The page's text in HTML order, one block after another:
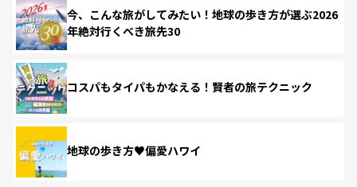
今、こんな旅がしてみたい！地球の歩き方が選ぶ2026
年絶対行くべき旅先30
コスパもタイパもかなえる！賢者の旅テクニック
地球の歩き方♥偏愛ハワイ